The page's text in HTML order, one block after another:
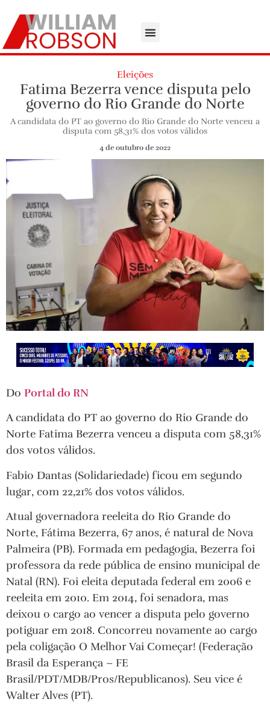
Eleições
Fatima Bezerra vence disputa pelo
governo do Rio Grande do Norte
A candidata do PT ao governo do Rio Grande do Norte venceu a
disputa com 58,31% dos votos válidos
4 de outubro de 2022
Do Portal do RN
A candidata do PT ao governo do Rio Grande do
Norte Fatima Bezerra venceu a disputa com 58,31%
dos votos válidos.
Fabio Dantas (Solidariedade) ficou em segundo
lugar, com 22,21% dos votos válidos.
Atual governadora reeleita do Rio Grande do
Norte, Fátima Bezerra, 67 anos, é natural de Nova
Palmeira (PB). Formada em pedagogia, Bezerra foi
professora da rede pública de ensino municipal de
Natal (RN). Foi eleita deputada federal em 2006 e
reeleita em 2010. Em 2014, foi senadora, mas
deixou o cargo ao vencer a disputa pelo governo
potiguar em 2018. Concorreu novamente ao cargo
pela coligação O Melhor Vai Começar! (Federação
Brasil da Esperança – FE
Brasil/PDT/MDB/Pros/Republicanos). Seu vice é
Walter Alves (PT).